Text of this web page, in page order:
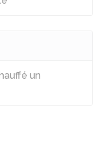
un